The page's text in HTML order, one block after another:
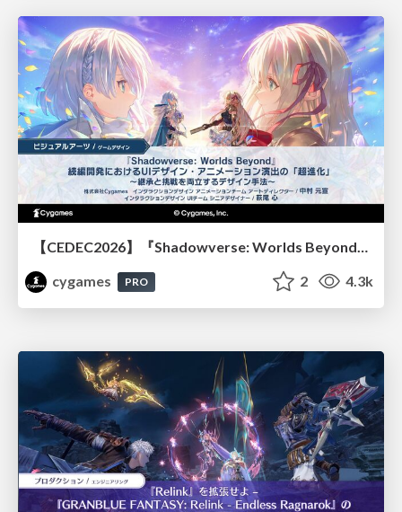
【CEDEC2026】『Shadowverse: Worlds Beyond』続編開発におけるUIデザイン・アニメーション演出の「超進化」 ～継承と挑戦を両立するデザイン手法～
cygames
PRO 2 4.3k